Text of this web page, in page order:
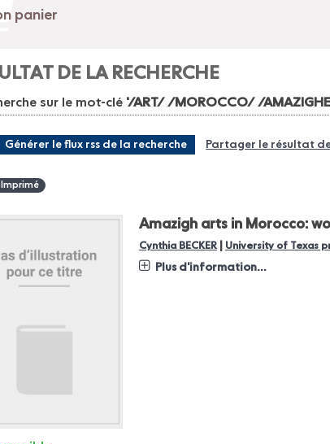
DE LA RECHERCHE
sur le mot-clé '/ART/ /MOROCCO/ /
Générer le flux rss de la recherche Partager le résultat
Amazigh arts in Morocco:
Cynthia BECKER University of Texas
Plus d'information...